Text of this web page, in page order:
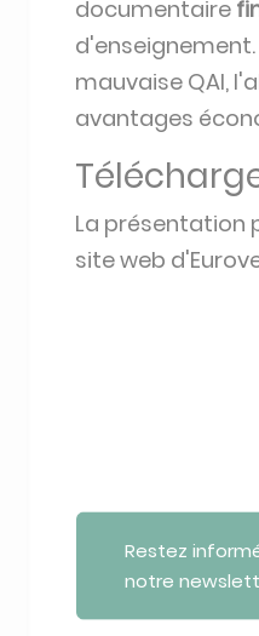
documentaire
mauvaise QAI,
avantages
La présentation
site web
Restez
notre